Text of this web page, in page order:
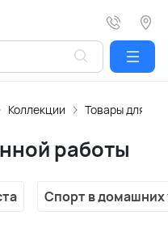
Коллекции Товары для
работы
Спорт в домашних